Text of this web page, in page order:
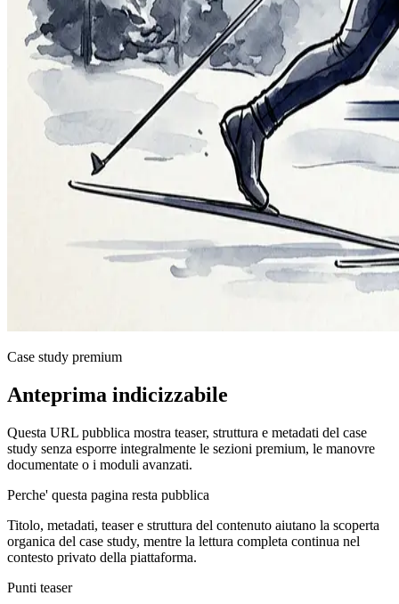
Case study premium
Anteprima indicizzabile
Questa URL pubblica mostra teaser, struttura e metadati del case
study senza esporre integralmente le sezioni premium, le manovre
documentate o i moduli avanzati.
Perche' questa pagina resta pubblica
Titolo, metadati, teaser e struttura del contenuto aiutano la scoperta
organica del case study, mentre la lettura completa continua nel
contesto privato della piattaforma.
Punti teaser